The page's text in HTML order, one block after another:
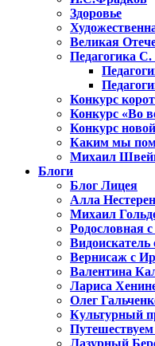
Здоровье
Великая
Педагогика
Конкурс
Конкурс «Во
Конкурс
Каким мы
Михаил
Блоги
Блог Лицея
Алла
Михаил
Родословная
Вернисаж с
Валентина
Лариса
Олег
Культурный